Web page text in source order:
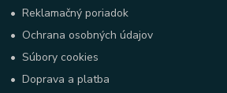
•Reklamačný poriadok
• Ochrana osobných údajov
•Súbory cookies
•Doprava a platba